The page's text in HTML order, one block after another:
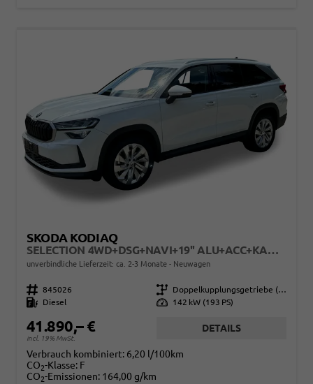
SKODA KODIAQ
SELECTION 4WD+DSG+NAVI+19'' ALU+ACC+KAMERA
unverbindliche Lieferzeit: ca. 2-3 Monate Neuwagen
Fahrzeugnr. 845026 Getriebe
Doppelkupplungsgetriebe (DSG)
Kraftstoff
Diesel Leistung 142 kW (193 PS)
41.890,– €
incl. 19% MwSt.
DETAILS
Verbrauch kombiniert: 6,20 l/100km
CO2-Klasse: F
CO2-Emissionen: 164,00 g/km